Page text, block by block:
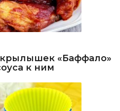
«Баффало»
к ним